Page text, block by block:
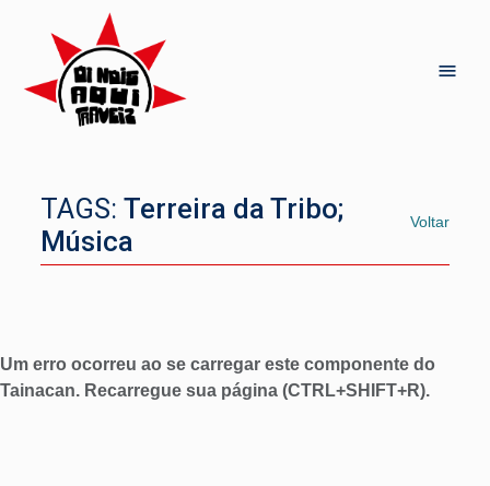
TAGS:Terreira da Tribo;
Música
Voltar
Um erro ocorreu ao se carregar este componente do
Tainacan. Recarregue sua página (CTRL+SHIFT+R).